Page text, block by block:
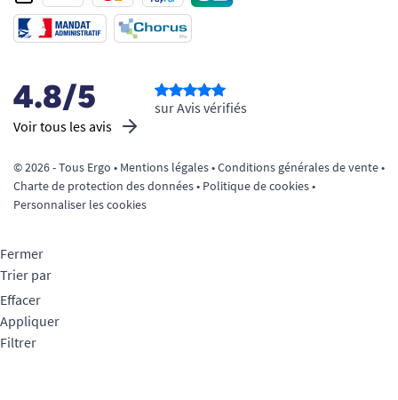
4.8/5
Voir tous les avis
sur Avis vérifiés
© 2026 - Tous Ergo • Mentions légales•Conditions générales de vente•
Charte de protection des données• Politique de cookies•
Personnaliser les cookies
Fermer
Trier par
Effacer
Appliquer
Filtrer